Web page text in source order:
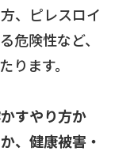
、ピレスロイ
危険性など、
ります。
すやり方か
、健康被害・